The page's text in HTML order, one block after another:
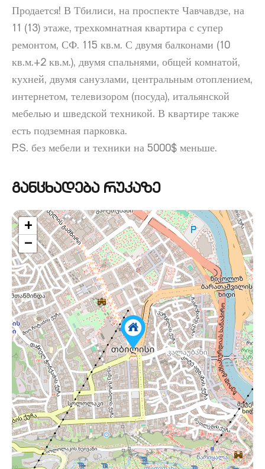
Продается! В Тбилиси, на проспекте Чавчавдзе, на
11 (13) этаже, трехкомнатная квартира с супер
ремонтом, СФ. 115 кв.м. С двумя балконами (10
кв.м.+2 кв.м.), двумя спальнями, общей комнатой,
кухней, двумя санузлами, центральным отоплением,
интернетом, телевизором (посуда), итальянской
мебелью и шведской техникой. В квартире также
есть подземная парковка.
P.S. без мебели и техники на 5000$ меньше.
განცხადება რუკაზე
+
−